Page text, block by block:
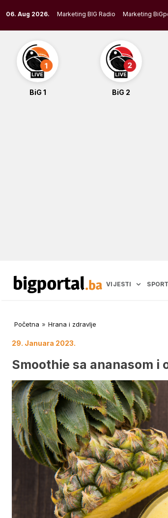
to
content
06. Aug 2026. Marketing BIG Radio Marketing
BiG 1 BiG 2
VIJESTI SPORT
Početna » Hrana i zdravlje
29. Januara 2023.
Smoothie sa ananasom i